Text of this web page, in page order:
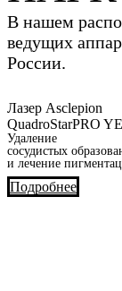
В нашем
ведущих
России.
Лазер Asclepion
QuadroStarPRO
Удаление
сосудистых
и лечение
Подробнее